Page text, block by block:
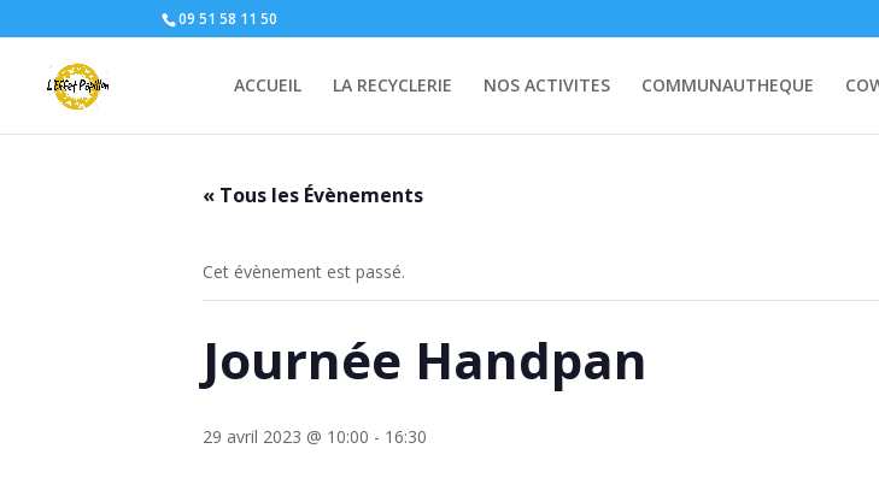
09 51 58 11 50
ACCUEIL LA RECYCLERIE NOS ACTIVITES COMMUNAUTHEQUE
« Tous les Évènements
Cet évènement est passé.
Journée Handpan
29 avril 2023 @ 10:00 - 16:30